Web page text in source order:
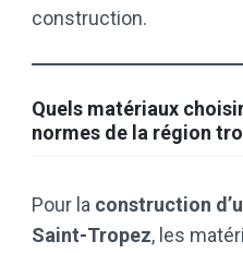
construction.
Quels matériaux
normes de la région
Pour la construction
Saint-Tropez, les